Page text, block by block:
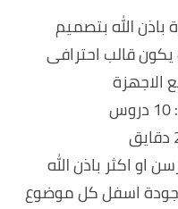
الله بتصميم
قالب احترافى
الاجهزة
اكثر باذن الله
اسفل كل موضوع